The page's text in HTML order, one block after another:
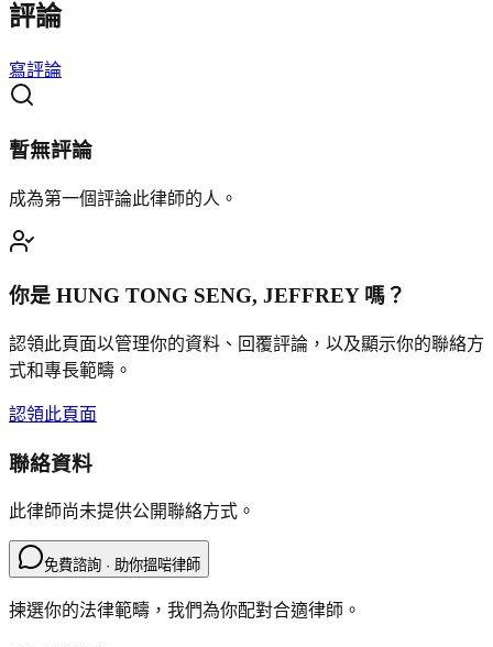
評論
寫評論
暫無評論
成為第一個評論此律師的人。
你是 HUNG TONG SENG, JEFFREY嗎？
認領此頁面以管理你的資料、回覆評論，以及顯示你的聯絡方
式和專長範疇。
認領此頁面
聯絡資料
此律師尚未提供公開聯絡方式。
免費諮詢 · 助你搵啱律師
揀選你的法律範疇，我們為你配對合適律師。